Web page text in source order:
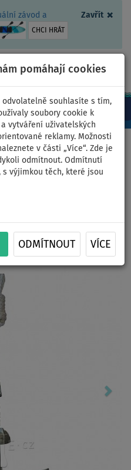
Zavřít ×
závod a
CHCI HRÁT
pomáhají cookies
odvolatelně souhlasíte s tím,
soubory cookie k
vytváření uživatelských
reklamy. Možnosti
v části „Více“. Zde je
odmítnout. Odmítnutí
výjimkou těch, které jsou
ODMÍTNOUT VÍCE
+420 467 409 090 0ks
s lanem
a kajaky
Next